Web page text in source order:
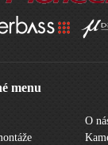
menu
O